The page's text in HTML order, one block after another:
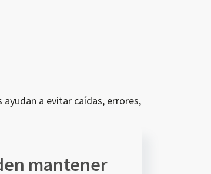
a evitar caídas, errores,
mantener